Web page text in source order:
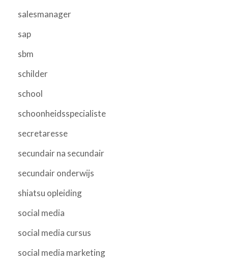
salesmanager
sap
sbm
schilder
school
schoonheidsspecialiste
secretaresse
secundair na secundair
secundair onderwijs
shiatsu opleiding
social media
social media cursus
social media marketing